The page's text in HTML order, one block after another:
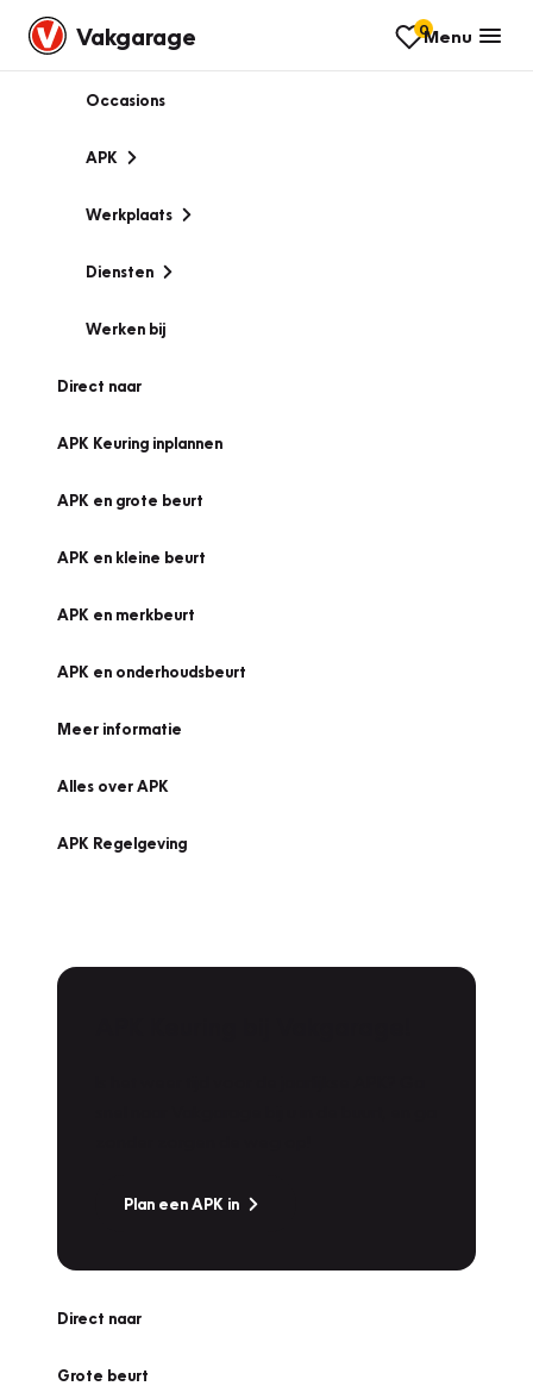
Vakgarage 0Menu
Occasions
APK
Werkplaats
Diensten
Werken bij
Direct naar
APK Keuring inplannen
APK en grote beurt
APK en kleine beurt
APK en merkbeurt
APK en onderhoudsbeurt
Meer informatie
Alles over APK
APK Regelgeving
Plan een APK in
Direct naar
Grote beurt